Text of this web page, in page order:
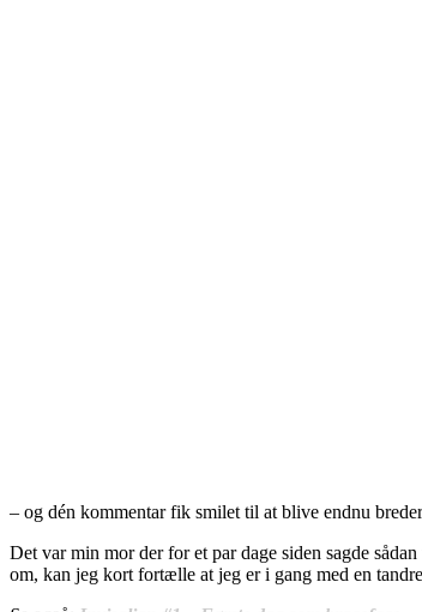
– og dén kommentar fik smilet til at blive endnu
Det var min mor der for et par dage siden sagde
om, kan jeg kort fortælle at jeg er i gang med en